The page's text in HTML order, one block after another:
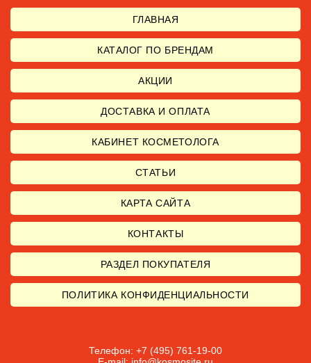
ГЛАВНАЯ
КАТАЛОГ ПО БРЕНДАМ
АКЦИИ
ДОСТАВКА И ОПЛАТА
КАБИНЕТ КОСМЕТОЛОГА
СТАТЬИ
КАРТА САЙТА
КОНТАКТЫ
РАЗДЕЛ ПОКУПАТЕЛЯ
ПОЛИТИКА КОНФИДЕНЦИАЛЬНОСТИ
Телефон: +7 (495) 761-19-00